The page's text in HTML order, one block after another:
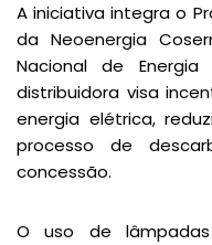
A iniciativa integra o
da Neoenergia
Nacional de
distribuidora visa
energia elétrica,
processo de
concessão.
O uso de